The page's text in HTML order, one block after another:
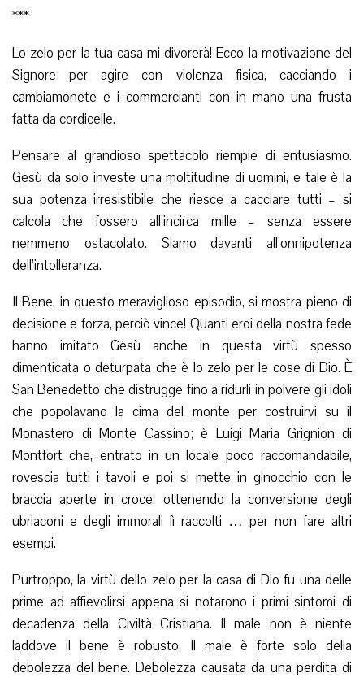
***
Lo zelo per la tua casa mi divorerà! Ecco la motivazione del
Signore per agire con violenza fisica, cacciando i
cambiamonete e i commercianti con in mano una frusta
fatta da cordicelle.
Pensare al grandioso spettacolo riempie di entusiasmo.
Gesù da solo investe una moltitudine di uomini, e tale è la
sua potenza irresistibile che riesce a cacciare tutti – si
calcola che fossero all’incirca mille – senza essere
nemmeno ostacolato. Siamo davanti all’onnipotenza
dell’intolleranza.
Il Bene, in questo meraviglioso episodio, si mostra pieno di
decisione e forza, perciò vince! Quanti eroi della nostra fede
hanno imitato Gesù anche in questa virtù spesso
dimenticata o deturpata che è lo zelo per le cose di Dio. È
San Benedetto che distrugge fino a ridurli in polvere gli idoli
che popolavano la cima del monte per costruirvi su il
Monastero di Monte Cassino; è Luigi Maria Grignion di
Montfort che, entrato in un locale poco raccomandabile,
rovescia tutti i tavoli e poi si mette in ginocchio con le
braccia aperte in croce, ottenendo la conversione degli
ubriaconi e degli immorali lì raccolti … per non fare altri
esempi.
Purtroppo, la virtù dello zelo per la casa di Dio fu una delle
prime ad affievolirsi appena si notarono i primi sintomi di
decadenza della Civiltà Cristiana. Il male non è niente
laddove il bene è robusto. Il male è forte solo della
debolezza del bene. Debolezza causata da una perdita di